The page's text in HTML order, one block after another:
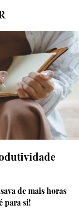
de mais horas
para si!